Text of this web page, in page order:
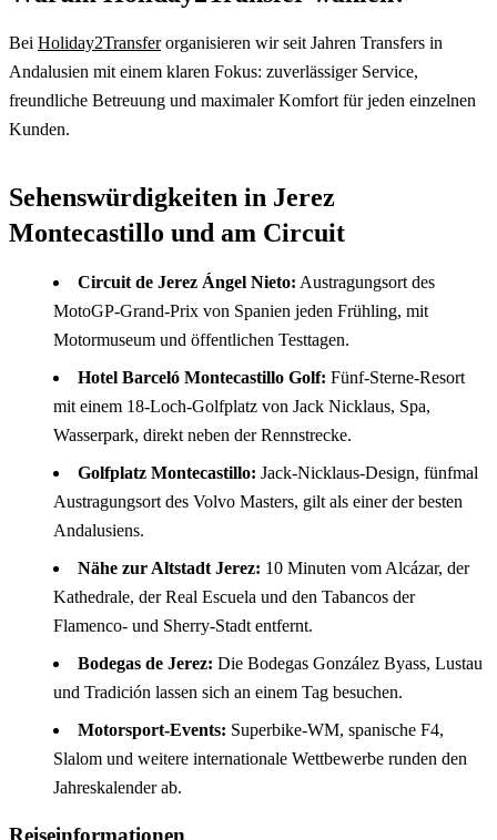
Bei Holiday2Transferorganisieren wir seit Jahren Transfers in
Andalusien mit einem klaren Fokus: zuverlässiger Service,
freundliche Betreuung und maximaler Komfort für jeden einzelnen
Kunden.
Sehenswürdigkeiten in Jerez
Montecastillo und am Circuit
Circuit de Jerez Ángel Nieto: Austragungsort des
MotoGP-Grand-Prix von Spanien jeden Frühling, mit
Motormuseum und öffentlichen Testtagen.
Hotel Barceló Montecastillo Golf: Fünf-Sterne-Resort
mit einem 18-Loch-Golfplatz von Jack Nicklaus, Spa,
Wasserpark, direkt neben der Rennstrecke.
Golfplatz Montecastillo: Jack-Nicklaus-Design, fünfmal
Austragungsort des Volvo Masters, gilt als einer der besten
Andalusiens.
Nähe zur Altstadt Jerez: 10 Minuten vom Alcázar, der
Kathedrale, der Real Escuela und den Tabancos der
Flamenco- und Sherry-Stadt entfernt.
Bodegas de Jerez: Die Bodegas González Byass, Lustau
und Tradición lassen sich an einem Tag besuchen.
Motorsport-Events: Superbike-WM, spanische F4,
Slalom und weitere internationale Wettbewerbe runden den
Jahreskalender ab.
Reiseinformationen